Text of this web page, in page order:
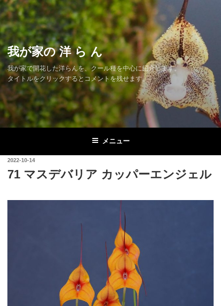
コ
ン
テ
ン
ツ
へ
ス
ッ
プ
我が家の 洋 ら ん
我が家で開花した洋らんを、クール種を中心に紹介します。
タイトルをクリックするとコメントを残せます。
メニュー
投
日:
2022-10-14
71 マスデバリア カッパーエンジェル